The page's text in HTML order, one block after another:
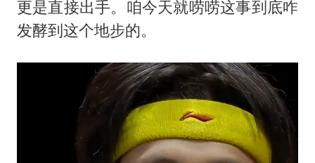
多专业取消艺考 文化工作者要有文化
更是直接出手。咱今天就唠唠这事到底咋
发酵到这个地步的。